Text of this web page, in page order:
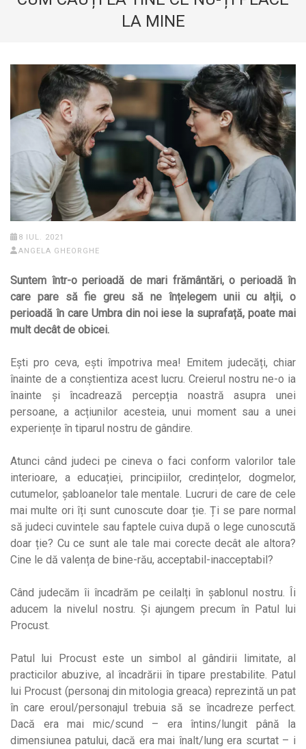
LA MINE
8 IUL. 2021
ANGELA GHEORGHE
Suntem într-o perioadă de mari frământări, o perioadă în
care pare să fie greu să ne înțelegem unii cu alții, o
perioadă în care Umbra din noi iese la suprafață, poate mai
mult decât de obicei.
Ești pro ceva, ești împotriva mea! Emitem judecăți, chiar
înainte de a conștientiza acest lucru. Creierul nostru ne-o ia
înainte și încadrează percepția noastră asupra unei
persoane, a acțiunilor acesteia, unui moment sau a unei
experiențe în tiparul nostru de gândire.
Atunci când judeci pe cineva o faci conform valorilor tale
interioare, a educației, principiilor, credințelor, dogmelor,
cutumelor, șabloanelor tale mentale. Lucruri de care de cele
mai multe ori îți sunt cunoscute doar ție. Ți se pare normal
să judeci cuvintele sau faptele cuiva după o lege cunoscută
doar ție? Cu ce sunt ale tale mai corecte decât ale altora?
Cine le dă valența de bine-rău, acceptabil-inacceptabil?
Când judecăm îi încadrăm pe ceilalți în șablonul nostru. Îi
aducem la nivelul nostru. Și ajungem precum în Patul lui
Procust.
Patul lui Procust este un simbol al gândirii limitate, al
practicilor abuzive, al încadrării în tipare prestabilite. Patul
lui Procust (personaj din mitologia greaca) reprezintă un pat
în care eroul/personajul trebuia să se încadreze perfect.
Dacă era mai mic/scund – era întins/lungit până la
dimensiunea patului, dacă era mai înalt/lung era scurtat – i